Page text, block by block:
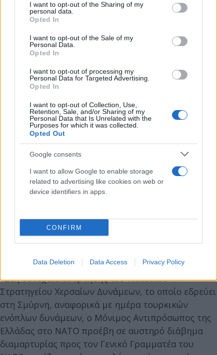
not limited to your visit or usage behaviour. You may click to
grant or deny consent to Google and its third-party tags to
use your data for below specified purposes in below Google
consent section.
I want to opt-out of the Sharing of my
personal data.
Opted In
I want to opt-out of the Sale of my
Personal Data.
Opted In
I want to opt-out of processing my
Personal Data for Targeted Advertising.
Opted In
I want to opt-out of Collection, Use,
Retention, Sale, and/or Sharing of my
Personal Data that Is Unrelated with the
Purposes for which it was collected.
Opted Out
Google consents
I want to allow Google to enable storage
related to advertising like cookies on web or
device identifiers in apps.
CONFIRM
Data Deletion Data Access Privacy Policy
«συγχαρητήρια» από το ΝΑΤΟ στην Τουρκία.
«Στη συνέχεια ανάρτησης του Νατοϊκού
Στρατηγείου Χερσαίων Δυνάμεων, το οποίο εδρεύει
στη Σμύρνη, αναφορικά με ημέρα τουρκικών
ενόπλων δυνάμεων, ο Μόνιμος Αντιπρόσωπος της
Ελλάδας στο ΝΑΤΟ προέβη σε αυστηρό διάβημα
διαμαρτυρίας προς τον Γενικό Γραμματέα του